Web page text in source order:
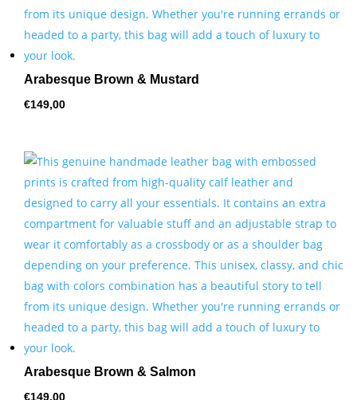
Arabesque Brown & Mustard
€149,00
Arabesque Brown & Salmon
€149,00